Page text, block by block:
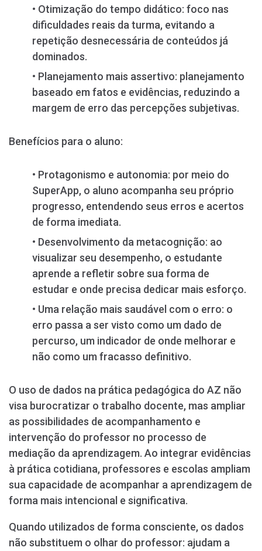
• Otimização do tempo didático: foco nas
dificuldades reais da turma, evitando a
repetição desnecessária de conteúdos já
dominados.
• Planejamento mais assertivo: planejamento
baseado em fatos e evidências, reduzindo a
margem de erro das percepções subjetivas.
Benefícios para o aluno:
• Protagonismo e autonomia: por meio do
SuperApp, o aluno acompanha seu próprio
progresso, entendendo seus erros e acertos
de forma imediata.
• Desenvolvimento da metacognição: ao
visualizar seu desempenho, o estudante
aprende a refletir sobre sua forma de
estudar e onde precisa dedicar mais esforço.
• Uma relação mais saudável com o erro: o
erro passa a ser visto como um dado de
percurso, um indicador de onde melhorar e
não como um fracasso definitivo.
O uso de dados na prática pedagógica do AZ não
visa burocratizar o trabalho docente, mas ampliar
as possibilidades de acompanhamento e
intervenção do professor no processo de
mediação da aprendizagem. Ao integrar evidências
à prática cotidiana, professores e escolas ampliam
sua capacidade de acompanhar a aprendizagem de
forma mais intencional e significativa.
Quando utilizados de forma consciente, os dados
não substituem o olhar do professor: ajudam a